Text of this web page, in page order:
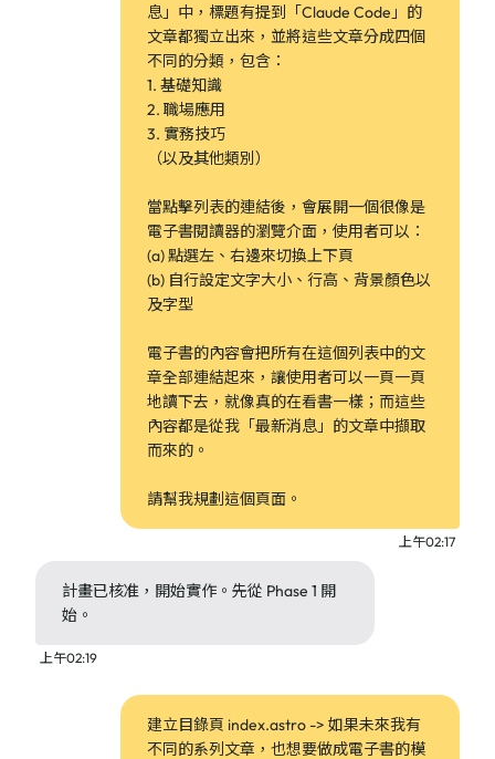
息」中，標題有提到「Claude Code」的
文章都獨立出來，並將這些文章分成四個
不同的分類，包含：
1. 基礎知識
2. 職場應用
3. 實務技巧
（以及其他類別）
當點擊列表的連結後，會展開一個很像是
電子書閱讀器的瀏覽介面，使用者可以：
(a) 點選左、右邊來切換上下頁
(b) 自行設定文字大小、行高、背景顏色以
及字型
電子書的內容會把所有在這個列表中的文
章全部連結起來，讓使用者可以一頁一頁
地讀下去，就像真的在看書一樣；而這些
內容都是從我「最新消息」的文章中擷取
而來的。
請幫我規劃這個頁面。
上午02:17
計畫已核准，開始實作。先從 Phase 1 開
始。
上午02:19
建立目錄頁 index.astro -> 如果未來我有
不同的系列文章，也想要做成電子書的模